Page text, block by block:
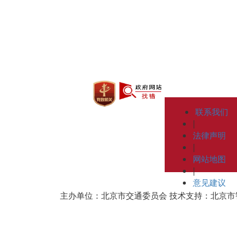
联系我们
|
法律声明
|
网站地图
|
意见建议
主办单位：北京市交通委员会 技术支持：北京